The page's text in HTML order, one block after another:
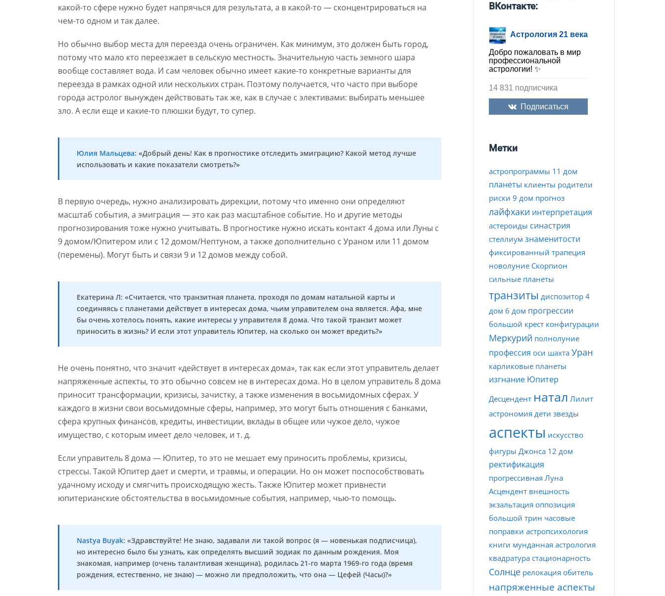
какой-то сфере нужно будет напрячься для результата, а в какой-то — сконцентрироваться на
чем-то одном и так далее.
Но обычно выбор места для переезда очень ограничен. Как минимум, это должен быть город,
потому что мало кто переезжает в сельскую местность. Значительную часть земного шара
вообще составляет вода. И сам человек обычно имеет какие-то конкретные варианты для
переезда в рамках одной или нескольких стран. Поэтому получается, что часто при выборе
города астролог вынужден действовать так же, как в случае с элективами: выбирать меньшее
зло. А если еще и какие-то плюшки будут, то супер.
Юлия Мальцева: «Добрый день! Как в прогностике отследить эмиграцию? Какой метод лучше
использовать и какие показатели смотреть?»
В первую очередь, нужно анализировать дирекции, потому что именно они определяют
масштаб события, а эмиграция — это как раз масштабное событие. Но и другие методы
прогнозирования тоже нужно учитывать. В прогностике нужно искать контакт 4 дома или Луны с
9 домом/Юпитером или с 12 домом/Нептуном, а также дополнительно с Ураном или 11 домом
(перемены). Могут быть и связи 9 и 12 домов между собой.
Екатерина Л: «Считается, что транзитная планета, проходя по домам натальной карты и
соединяясь с планетами действует в интересах дома, чьим управителем она является. Афа, мне
бы очень хотелось понять, какие интересы у управителя 8 дома. Что такой транзит может
приносить в жизнь? И если этот управитель Юпитер, на сколько он может вредить?»
Не очень понятно, что значит «действует в интересах дома», так как если этот управитель делает
напряженные аспекты, то это обычно совсем не в интересах дома. Но в целом управитель 8 дома
приносит трансформации, кризисы, зачистку, а также изменения в восьмидомных сферах. У
каждого в жизни свои восьмидомные сферы, например, это могут быть отношения с банками,
сфера крупных финансов, кредиты, инвестиции, вклады в общее или чужое дело, чужое
имущество, с которым имеет дело человек, и т. д.
Если управитель 8 дома — Юпитер, то это не мешает ему приносить проблемы, кризисы,
стрессы. Такой Юпитер дает и смерти, и травмы, и операции. Но он может поспособствовать
удачному исходу и смягчить происходящую жесть. Также Юпитер может привнести
юпитерианские обстоятельства в восьмидомные события, например, чью-то помощь.
Nastya Buyak: «Здравствуйте! Не знаю, задавали ли такой вопрос (я — новенькая подписчица),
но интересно было бы узнать, как определять высший зодиак по данным рождения. Моя
знакомая, например (очень талантливая женщина), родилась 21-го марта 1969-го года (время
рождения, естественно, не знаю) — можно ли предположить, что она — Цефей (Часы)?»
ВКонтакте:
Астрология 21 века
Добро пожаловать в мир
профессиональной
астрологии! ✨
14 831 подписчика
Подписаться
Метки
астропрограммы 11 дом
планеты клиенты родители
риски 9 дом прогноз
лайфхаки интерпретация
астероиды синастрия
стеллиум знаменитости
фиксированный трапеция
новолуние Скорпион
сильные планеты
транзиты диспозитор 4
дом 6 дом прогрессии
большой крест конфигурации
Меркурий полнолуние
профессия оси шахта Уран
карликовые планеты
изгнание Юпитер
Десцендент натал Лилит
астрономия дети звезды
аспекты искусство
фигуры Джонса 12 дом
ректификация
прогрессивная Луна
Асцендент внешность
экзальтация оппозиция
большой трин часовые
поправки астропсихология
книги мунданная астрология
квадратура стационарность
Солнце релокация обитель
напряженные аспекты